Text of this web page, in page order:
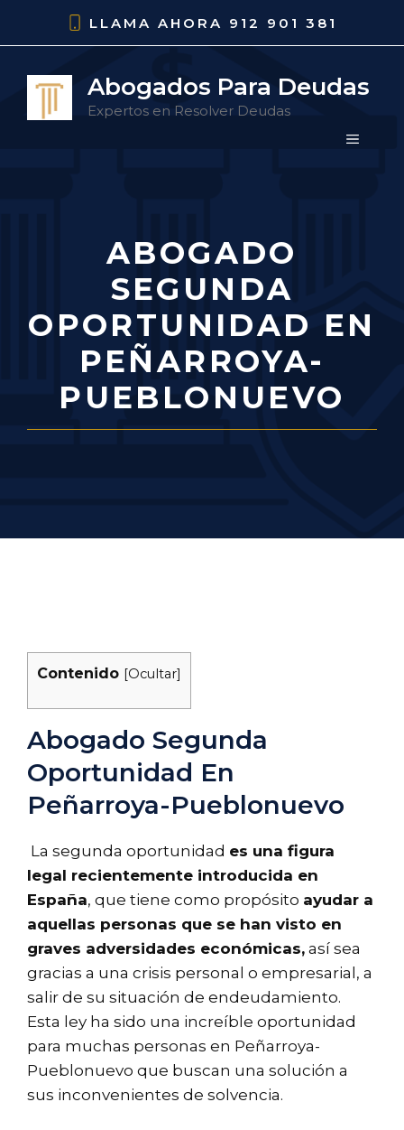
LLAMA AHORA 912 901 381
Abogados Para Deudas
Expertos en Resolver Deudas
MENÚ
ABOGADO
SEGUNDA
OPORTUNIDAD EN
PEÑARROYA-
PUEBLONUEVO
Contenido [Ocultar]
Abogado Segunda
Oportunidad En
Peñarroya-Pueblonuevo
La segunda oportunidad es una figura
legal recientemente introducida en
España, que tiene como propósito ayudar a
aquellas personas que se han visto en
graves adversidades económicas, así sea
gracias a una crisis personal o empresarial, a
salir de su situación de endeudamiento.
Esta ley ha sido una increíble oportunidad
para muchas personas en Peñarroya-
Pueblonuevo que buscan una solución a
sus inconvenientes de solvencia.